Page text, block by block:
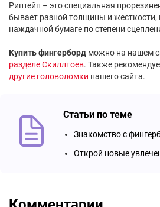
Риптейп – это специальная
бывает разной толщины и жесткости,
наждачной бумаге по степени
Купить фингерборд можно на нашем
разделе Скиллтоев. Также
другие головоломки нашего сайта.
Статьи по теме
Знакомство с
Открой новые